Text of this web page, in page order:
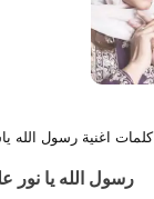
كلمات اغنية رسول الله
رسول الله يا نور